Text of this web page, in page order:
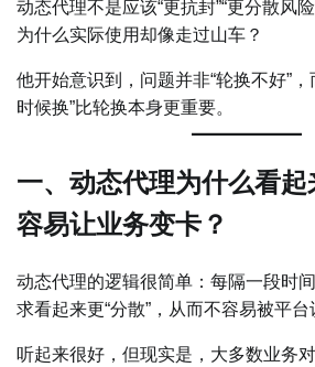
动态代理不是应该“更抗封”“更分散风险
为什么实际使用却像走过山车？
他开始意识到，问题并非“轮换不好”，
时候换”比轮换本身更重要。
一、动态代理为什么看起
容易让业务变卡？
动态代理的逻辑很简单：每隔一段时
求看起来更“分散”，从而不容易被平台
听起来很好，但现实是，大多数业务